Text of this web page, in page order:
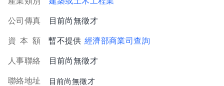
公司傳真 目前尚無徵才
資 本 額 暫不提供 經濟部商業司查詢
人事聯絡 目前尚無徵才
聯絡地址 目前尚無徵才